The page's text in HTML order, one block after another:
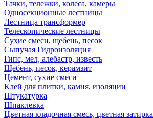
Тачки, тележки, колеса, камеры
Односекционные лестницы
Лестница трансформер
Телескопические лестницы
Сухие смеси, щебень, песок
Сыпучая Гидроизоляция
Гипс, мел, алебастр, известь
Щебень, песок, керамзит
Цемент, сухие смеси
Клей для плитки, камня, изоляции
Штукатурка
Шпаклевка
Цветная кладочная смесь, цветная затирка